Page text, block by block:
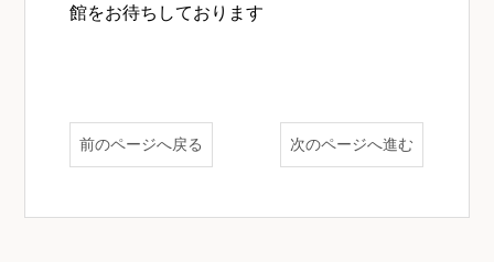
館をお待ちしております
前のページへ戻る 次のページへ進む